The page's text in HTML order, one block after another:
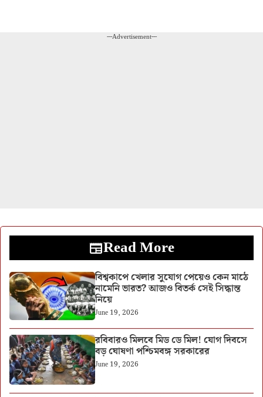
---Advertisement---
Read More
বিশ্বকাপে খেলার সুযোগ পেয়েও কেন মাঠে
নামেনি ভারত? আজও বিতর্ক সেই সিদ্ধান্ত
নিয়ে
June 19, 2026
রবিবারও মিলবে মিড ডে মিল! যোগ দিবসে
বড় ঘোষণা পশ্চিমবঙ্গ সরকারের
June 19, 2026